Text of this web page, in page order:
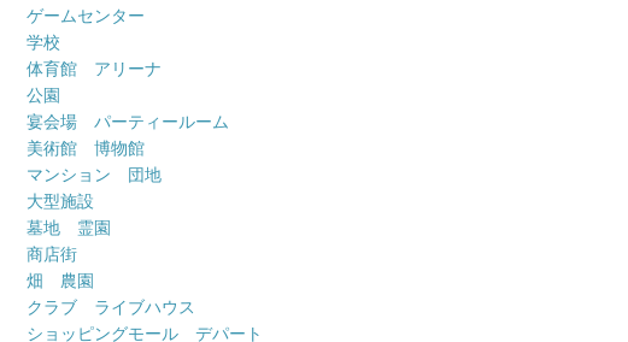
ゲームセンター
学校
体育館 アリーナ
公園
宴会場 パーティールーム
美術館 博物館
マンション 団地
大型施設
墓地 霊園
商店街
畑 農園
クラブ ライブハウス
ショッピングモール デパート